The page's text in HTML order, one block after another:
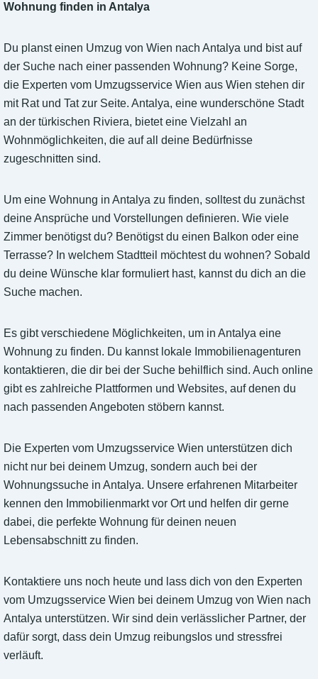
Wohnung finden in Antalya
Du planst einen Umzug von Wien nach Antalya und bist auf
der Suche nach einer passenden Wohnung? Keine Sorge,
die Experten vom Umzugsservice Wien aus Wien stehen dir
mit Rat und Tat zur Seite. Antalya, eine wunderschöne Stadt
an der türkischen Riviera, bietet eine Vielzahl an
Wohnmöglichkeiten, die auf all deine Bedürfnisse
zugeschnitten sind.
Um eine Wohnung in Antalya zu finden, solltest du zunächst
deine Ansprüche und Vorstellungen definieren. Wie viele
Zimmer benötigst du? Benötigst du einen Balkon oder eine
Terrasse? In welchem Stadtteil möchtest du wohnen? Sobald
du deine Wünsche klar formuliert hast, kannst du dich an die
Suche machen.
Es gibt verschiedene Möglichkeiten, um in Antalya eine
Wohnung zu finden. Du kannst lokale Immobilienagenturen
kontaktieren, die dir bei der Suche behilflich sind. Auch online
gibt es zahlreiche Plattformen und Websites, auf denen du
nach passenden Angeboten stöbern kannst.
Die Experten vom Umzugsservice Wien unterstützen dich
nicht nur bei deinem Umzug, sondern auch bei der
Wohnungssuche in Antalya. Unsere erfahrenen Mitarbeiter
kennen den Immobilienmarkt vor Ort und helfen dir gerne
dabei, die perfekte Wohnung für deinen neuen
Lebensabschnitt zu finden.
Kontaktiere uns noch heute und lass dich von den Experten
vom Umzugsservice Wien bei deinem Umzug von Wien nach
Antalya unterstützen. Wir sind dein verlässlicher Partner, der
dafür sorgt, dass dein Umzug reibungslos und stressfrei
verläuft.